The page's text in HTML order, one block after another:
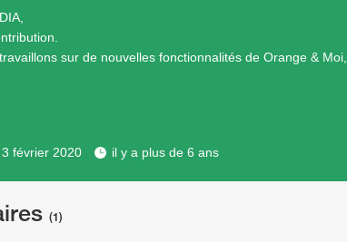
sur de nouvelles fonctionnalités de Orange &
3 février 2020 il y a plus de 6 ans
(1)